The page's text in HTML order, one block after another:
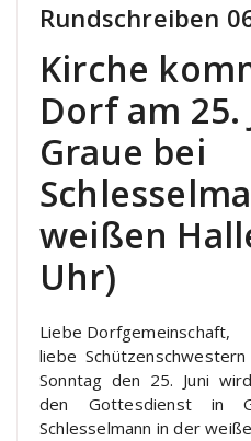
Rundschreiben
Kirche
Dorf am 25.
Graue bei
weißen
Uhr)
Liebe Dorfgemeinschaft,
liebe
Sonntag den 25. Juni
den Gottesdienst in
Schlesselmann in der